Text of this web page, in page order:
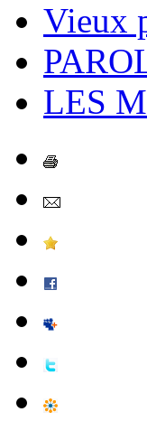
Vieux
LES